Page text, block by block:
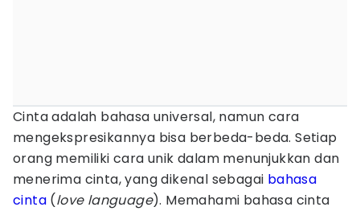
Cinta adalah bahasa universal, namun cara
mengekspresikannya bisa berbeda-beda. Setiap
orang memiliki cara unik dalam menunjukkan dan
menerima cinta, yang dikenal sebagai bahasa
cinta (love language). Memahami bahasa cinta